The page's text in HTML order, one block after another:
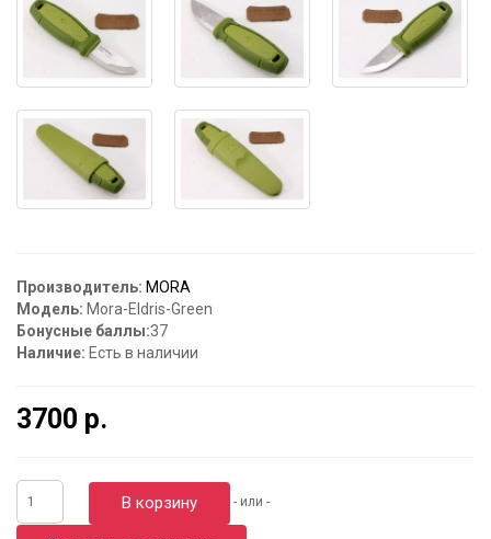
Производитель: MORA
Модель: Mora-Eldris-Green
Бонусные баллы:37
Наличие: Есть в наличии
3700 р.
В корзину - или -